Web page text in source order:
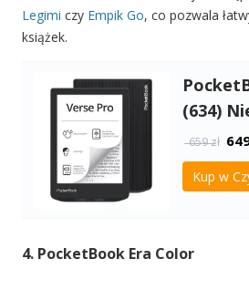
Legimi czy Empik Go, co pozwala
książek.
(634)
659 zł
Kup w
4. PocketBook Era Color